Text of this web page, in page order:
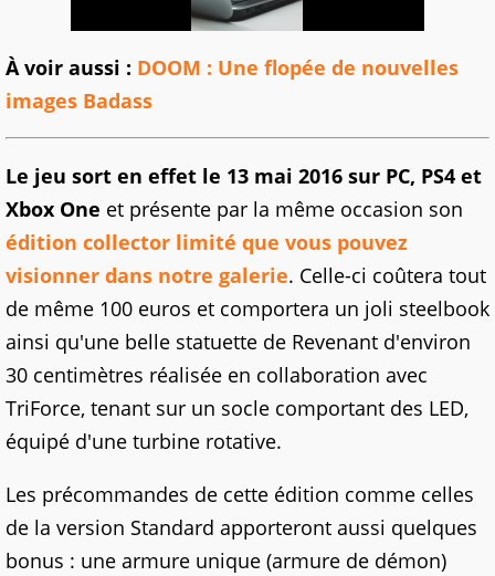
À voir aussi : DOOM : Une flopée de nouvelles
images Badass
Le jeu sort en effet le 13 mai 2016 sur PC, PS4 et
Xbox One et présente par la même occasion son
édition collector limité que vous pouvez
visionner dans notre galerie. Celle-ci coûtera tout
de même 100 euros et comportera un joli steelbook
ainsi qu'une belle statuette de Revenant d'environ
30 centimètres réalisée en collaboration avec
TriForce, tenant sur un socle comportant des LED,
équipé d'une turbine rotative.
Les précommandes de cette édition comme celles
de la version Standard apporteront aussi quelques
bonus : une armure unique (armure de démon)